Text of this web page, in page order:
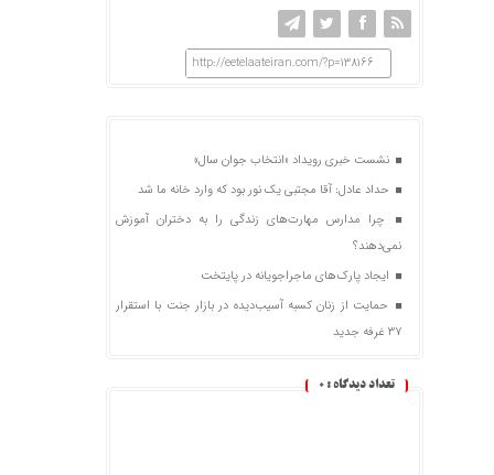
http://eetelaateiran.com/?p=138166
نشست خبری رویداد «انتخاب جوان سال»
حداد عادل: آقا مجتبی یک نور بود که وارد خانه ما شد
چرا مدارس مهارت‌های زندگی را به دختران آموزش
نمی‌دهند؟
ایجاد پارک‌های ماجراجویانه در پایتخت
حمایت از زنان کسبه آسیب‌دیده در بازار جنت با استقرار
۳۷ غرفه جدید
تعداد دیدگاه : 0